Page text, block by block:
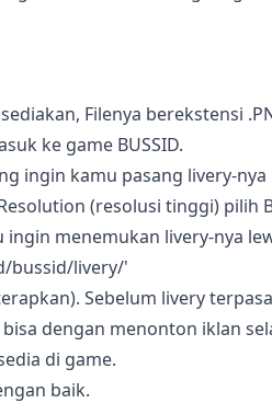
Filenya berekstensi
ke game BUSSID.
ingin kamu pasang livery-nya
(resolusi tinggi) pilih
ingin menemukan livery-nya
bussid/livery/'
Sebelum livery
dengan menonton iklan
di game.
baik.